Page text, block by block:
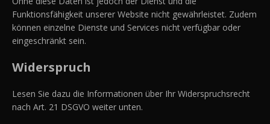
Funktionsfähigkeit unserer Website nicht gewährleistet. Zudem
können einzelne Dienste und Services nicht verfügbar oder
eingeschränkt sein.
Widerspruch
Lesen Sie dazu die Informationen über Ihr Widerspruchsrecht
nach Art. 21 DSGVO weiter unten.